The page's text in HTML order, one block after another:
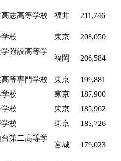
志高等学校 福井 211,746
校 東京 208,050
附設高等学
福岡 206,584
等専門学校 東京
199,881
校 東京
187,900
校 東京
185,962
校 東京 183,726
第二高等学
宮城 179,023